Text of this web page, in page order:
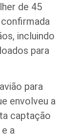
de 45
incluindo
para
para
envolveu a
captação
a